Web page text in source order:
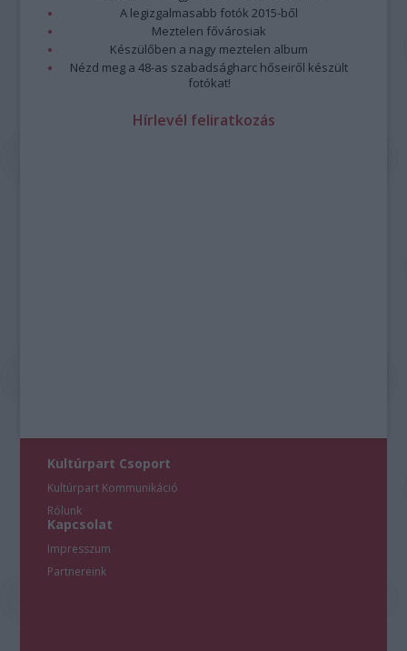
A legizgalmasabb fotók 2015-ből
Meztelen fővárosiak
Készülőben a nagy meztelen album
Nézd meg a 48-as szabadságharc hőseiről készült
fotókat!
Hírlevél feliratkozás
Kultúrpart Csoport
Kultúrpart Kommunikáció
Rólunk
Kapcsolat
Impresszum
Partnereink